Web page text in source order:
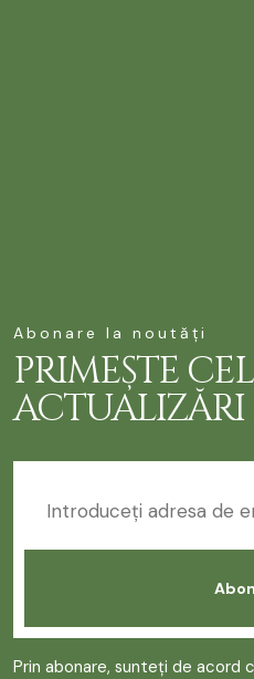
Abonare la noutăți
PRIMEȘTE
ACTUALIZĂRI
Prin abonare, sunteți de acord